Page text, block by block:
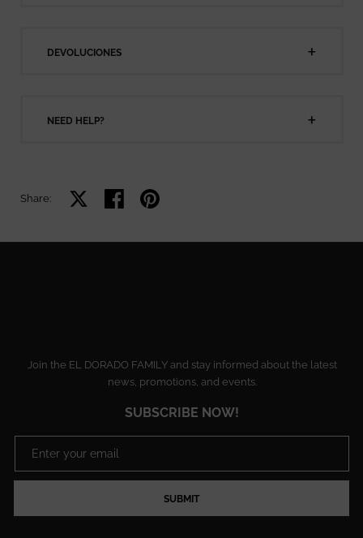
DEVOLUCIONES
NEED HELP?
Share: Share on XShare on facebook
Share on pinterest
Join the EL DORADO FAMILY and stay informed about the latest
news, promotions, and events.
SUBSCRIBE NOW!
SUBMIT